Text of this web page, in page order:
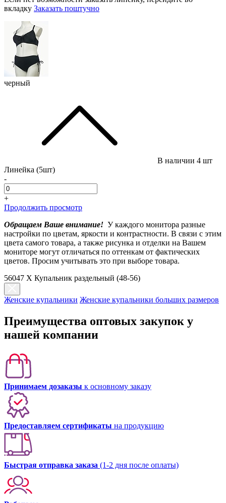
вкладку Заказать поштучно
черный
В наличии 4 шт
Линейка (5шт)
-
+
Продолжить просмотр
Обращаем Ваше внимание! У каждого монитора разные
настройки по цветам, яркости и контрастности. В связи с этим
цвета самого товара, а также рисунка и отделки на Вашем
мониторе могут отличаться по оттенкам от фактических
цветов. Просим учитывать это при выборе товара.
56047 X Купальник раздельный (48-56)
Женские купальники Женские купальники больших размеров
Преимущества оптовых закупок у
нашей компании
Принимаем дозаказы к основному заказу
Предоставляем сертификаты на продукцию
Быстрая отправка заказа (1-2 дня после оплаты)